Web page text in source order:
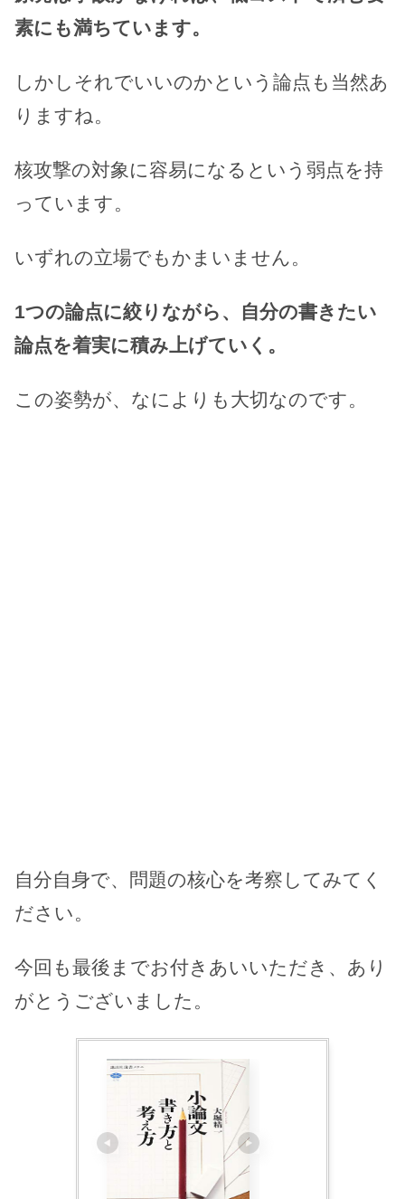
素にも満ちています。
しかしそれでいいのかという論点も当然あ
りますね。
核攻撃の対象に容易になるという弱点を持
っています。
いずれの立場でもかまいません。
1つの論点に絞りながら、自分の書きたい
論点を着実に積み上げていく。
この姿勢が、なによりも大切なのです。
自分自身で、問題の核心を考察してみてく
ださい。
今回も最後までお付きあいいただき、あり
がとうございました。